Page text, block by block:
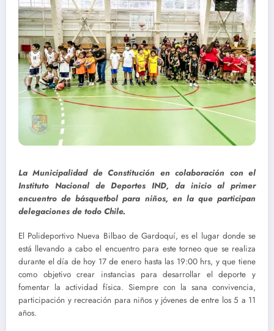
La Municipalidad de Constitución en colaboración con el
Instituto Nacional de Deportes IND, da inicio al primer
encuentro de básquetbol para niños, en la que participan
delegaciones de todo Chile.
El Polideportivo Nueva Bilbao de Gardoquí, es el lugar donde se
está llevando a cabo el encuentro para este torneo que se realiza
durante el día de hoy 17 de enero hasta las 19:00 hrs, y que tiene
como objetivo crear instancias para desarrollar el deporte y
fomentar la actividad física. Siempre con la sana convivencia,
participación y recreación para niños y jóvenes de entre los 5 a 11
años.